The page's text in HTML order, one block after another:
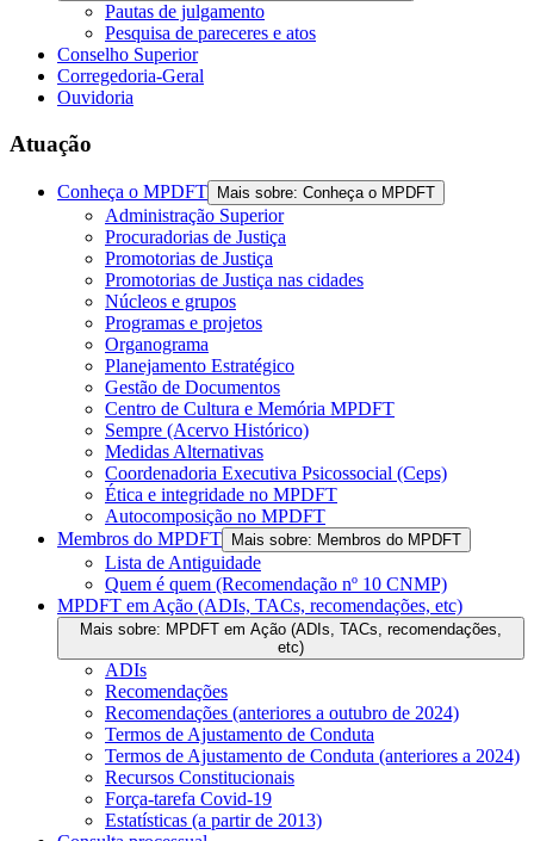
Pautas de julgamento
Pesquisa de pareceres e atos
Conselho Superior
Corregedoria-Geral
Ouvidoria
Atuação
Conheça o MPDFT Mais sobre: Conheça o MPDFT
Administração Superior
Procuradorias de Justiça
Promotorias de Justiça
Promotorias de Justiça nas cidades
Núcleos e grupos
Programas e projetos
Organograma
Planejamento Estratégico
Gestão de Documentos
Centro de Cultura e Memória MPDFT
Sempre (Acervo Histórico)
Medidas Alternativas
Coordenadoria Executiva Psicossocial (Ceps)
Ética e integridade no MPDFT
Autocomposição no MPDFT
Membros do MPDFT
Mais sobre: Membros do MPDFT
Lista de Antiguidade
Quem é quem (Recomendação nº 10 CNMP)
MPDFT em Ação (ADIs, TACs, recomendações, etc)
Mais sobre: MPDFT em Ação (ADIs, TACs, recomendações,
etc)
ADIs
Recomendações
Recomendações (anteriores a outubro de 2024)
Termos de Ajustamento de Conduta
Termos de Ajustamento de Conduta (anteriores a 2024)
Recursos Constitucionais
Força-tarefa Covid-19
Estatísticas (a partir de 2013)